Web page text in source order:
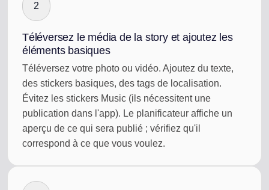
2
Téléversez le média de la story et ajoutez les
éléments basiques
Téléversez votre photo ou vidéo. Ajoutez du texte,
des stickers basiques, des tags de localisation.
Évitez les stickers Music (ils nécessitent une
publication dans l'app). Le planificateur affiche un
aperçu de ce qui sera publié ; vérifiez qu'il
correspond à ce que vous voulez.